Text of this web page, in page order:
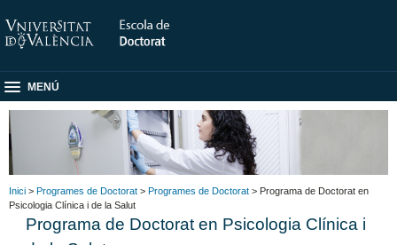
MENÚ
Inici > Programes de Doctorat > Programes de Doctorat > Programa de Doctorat en
Psicologia Clínica i de la Salut
Programa de Doctorat en Psicologia Clínica i